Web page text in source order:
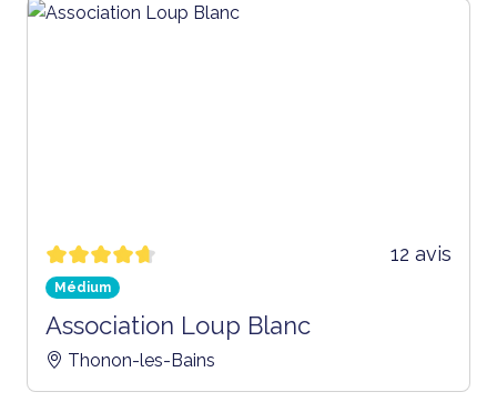
12 avis
Médium
Association Loup Blanc
Thonon-les-Bains